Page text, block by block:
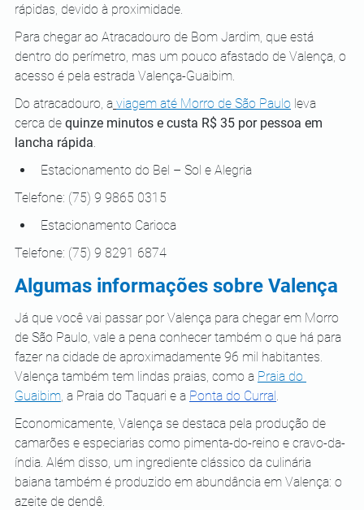
rápidas, devido à proximidade.
Para chegar ao Atracadouro de Bom Jardim, que está
dentro do perímetro, mas um pouco afastado de Valença, o
acesso é pela estrada Valença-Guaibim.
Do atracadouro, a viagem até Morro de São Paulo leva
cerca de quinze minutos e custa R$ 35 por pessoa em
lancha rápida.
Estacionamento do Bel – Sol e Alegria
Telefone: (75) 9 9865 0315
Estacionamento Carioca
Telefone: (75) 9 8291 6874
Algumas informações sobre Valença
Já que você vai passar por Valença para chegar em Morro
de São Paulo, vale a pena conhecer também o que há para
fazer na cidade de aproximadamente 96 mil habitantes.
Valença também tem lindas praias, como a Praia do
Guaibim, a Praia do Taquari e a Ponta do Curral.
Economicamente, Valença se destaca pela produção de
camarões e especiarias como pimenta-do-reino e cravo-da-
índia. Além disso, um ingrediente clássico da culinária
baiana também é produzido em abundância em Valença: o
azeite de dendê.